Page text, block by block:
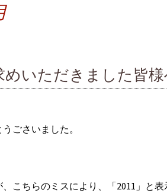
いただきました皆
ごさいました。
こちらのミスにより、「2011」と表